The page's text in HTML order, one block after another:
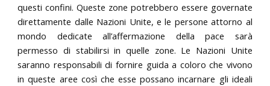
questi confini. Queste zone potrebbero essere governate
direttamente dalle Nazioni Unite, e le persone attorno al
mondo dedicate all’affermazione della pace sarà
permesso di stabilirsi in quelle zone. Le Nazioni Unite
saranno responsabili di fornire guida a coloro che vivono
in queste aree così che esse possano incarnare gli ideali